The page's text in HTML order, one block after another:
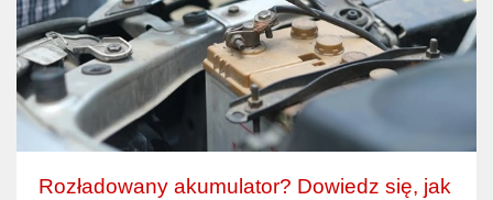
Rozładowany akumulator? Dowiedz się, jak